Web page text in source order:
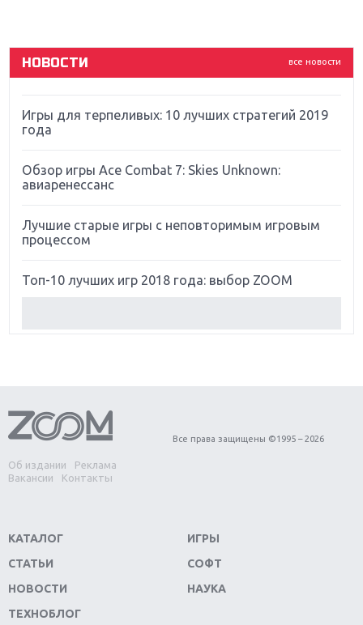
все новости
НОВОСТИ
Far Cry 5: хвалить нельзя ругать
Игры для терпеливых: 10 лучших стратегий 2019
года
Обзор игры Ace Combat 7: Skies Unknown:
авиаренессанс
Лучшие старые игры с неповторимым игровым
процессом
Топ-10 лучших игр 2018 года: выбор ZOOM
Обзор игры Forza Horizon 4: вершина эволюции
Две важных новинки для консолей: Spider-Man и
Divinity Original Sin 2
Switch
Обзор игры The Crew 2: покорение Америки
Важнейшие анонсы E3 2018
Об издании
Реклама
Вакансии
Контакты
Все права защищены ©1995 – 2026
КАТАЛОГ
СТАТЬИ
НОВОСТИ
ТЕХНОБЛОГ
ИГРЫ
СОФТ
НАУКА